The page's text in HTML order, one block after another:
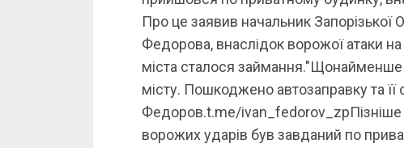
Про це заявив начальник
Федорова, внаслідок ворожої атаки
міста сталося
місту. Пошкоджено автозаправку та
Федоров.t.me/
ворожих ударів був завданий по